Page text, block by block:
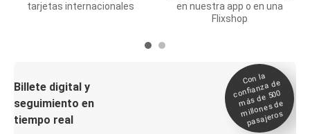
tarjetas internacionales
en nuestra app o en una
Flixshop
Billete digital y
seguimiento en
tiempo real
Con la
confianza de
más de 500
millones de
pasajeros